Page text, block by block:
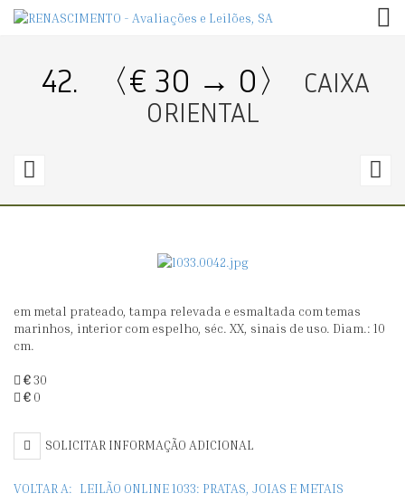
42. 〈€ 30 → 0〉
CAIXA
ORIENTAL
〈€
CAIXA
TOILETTE
PARA
BATOM
em metal prateado, tampa relevada e esmaltada com temas
marinhos, interior com espelho, séc. XX, sinais de uso. Diam.: 10
cm.
€30
€ 0
SOLICITAR INFORMAÇÃO ADICIONAL
VOLTAR A: LEILÃO ONLINE 1033: PRATAS, JOIAS E METAIS